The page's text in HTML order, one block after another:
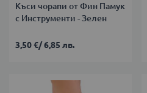
Къси чорапи от Фин Памук
с Инструменти - Зелен
3,50 €/6,85 лв.